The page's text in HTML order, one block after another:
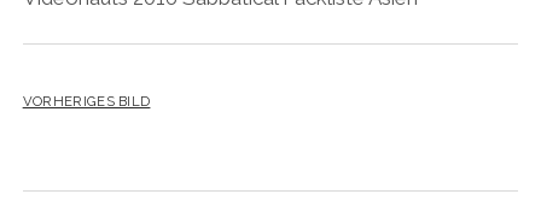
VORHERIGES BILD